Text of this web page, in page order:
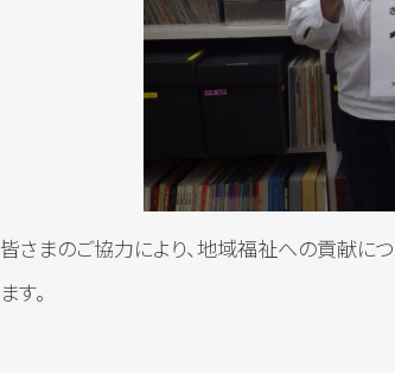
皆さまのご協力により、地域福祉への貢献に
ます。